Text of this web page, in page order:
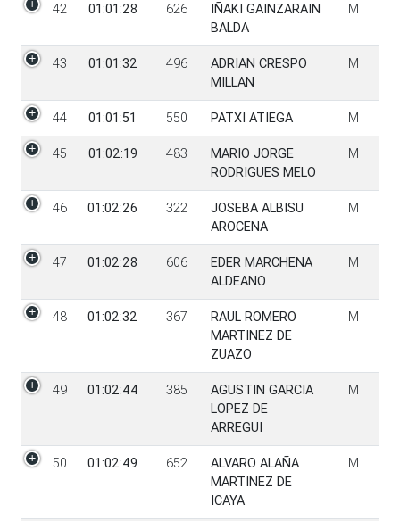
42 01:01:28 626
IÑAKI GAINZARAIN
BALDA
M
43 01:01:32 496
ADRIAN CRESPO
MILLAN
M
44 01:01:51 550 PATXI ATIEGA M
45 01:02:19 483
MARIO JORGE
RODRIGUES MELO
M
46 01:02:26 322
JOSEBA ALBISU
AROCENA
M
47 01:02:28 606
EDER MARCHENA
ALDEANO
M
48 01:02:32 367
RAUL ROMERO
MARTINEZ DE
ZUAZO
M
49 01:02:44 385
AGUSTIN GARCIA
LOPEZ DE
ARREGUI
M
50 01:02:49 652
ALVARO ALAÑA
MARTINEZ DE
ICAYA
M